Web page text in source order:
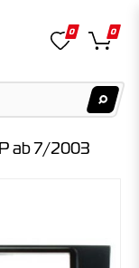
0 0
ab 7/2003